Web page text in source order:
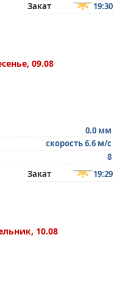
Закат 19:30
09.08
0.0 мм
скорость 6.6 м/с
8
Закат 19:29
10.08